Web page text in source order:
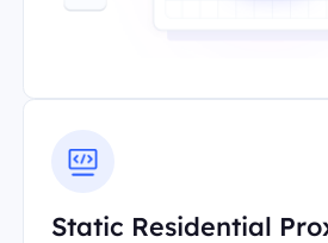
Static Residential